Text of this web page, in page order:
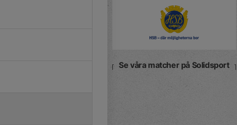
Se våra matcher på Solidsport